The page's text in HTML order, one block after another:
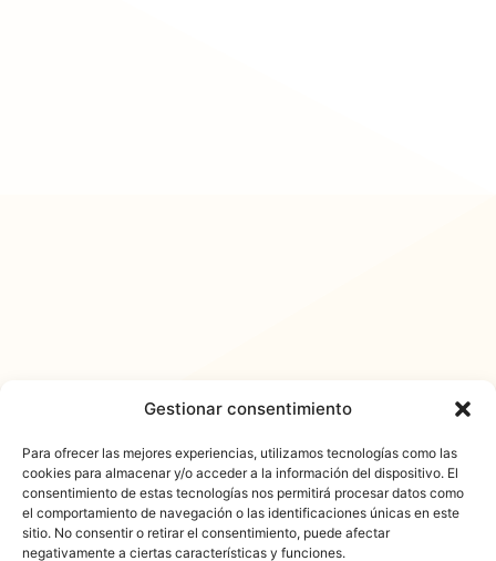
Gestionar consentimiento
Para ofrecer las mejores experiencias, utilizamos tecnologías como las
cookies para almacenar y/o acceder a la información del dispositivo. El
consentimiento de estas tecnologías nos permitirá procesar datos como
el comportamiento de navegación o las identificaciones únicas en este
sitio. No consentir o retirar el consentimiento, puede afectar
negativamente a ciertas características y funciones.
𐓏FlashActual